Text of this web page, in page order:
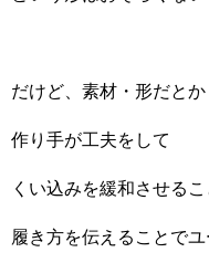
だけど、素材・形だとか
作り手が工夫をして
くい込みを緩和させる
履き方を伝えることで